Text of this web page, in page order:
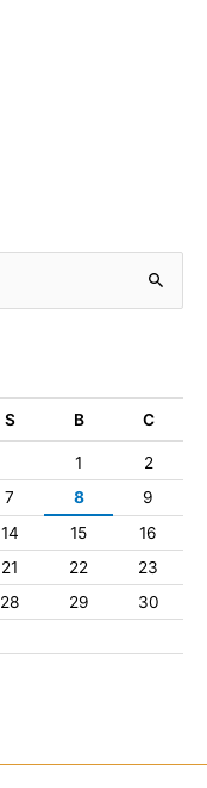
S B C
1
2
7 8
9
14 15
16
21 22
23
28 29
30